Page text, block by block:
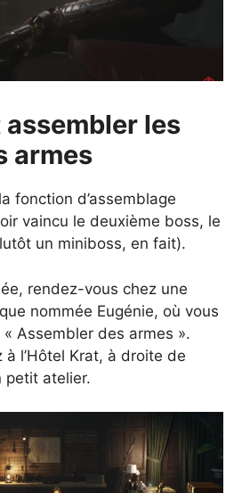
les
armes
fonction d’assemblage
vaincu le deuxième boss, le
un miniboss, en fait).
rendez-vous chez une
nommée Eugénie, où vous
« Assembler des armes ».
l’Hôtel Krat, à droite de
petit atelier.